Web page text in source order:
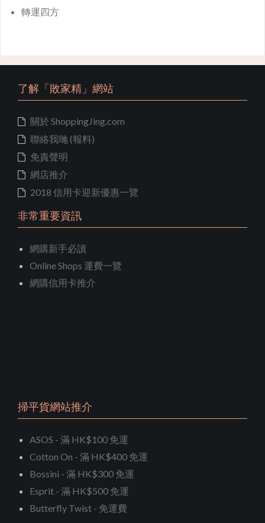
轉運四方
了解「敗家精」網站
關於 ShoppingJing.com
聯絡我哋 (報料)
免責聲明
網店推介
2018 信用卡迎新優惠一覽
非常重要資訊
網購新手必讀
Online Shops 運費一覽
網購信用卡推介
掃平貨網站推介
ASOS - 滿 HK$100 免運
Cotton On - 滿 HK$400 免運
Bossini - 滿 HK$300 免運
Esprit - 滿 HK$500 免運
Butterfly Twist - 免運費